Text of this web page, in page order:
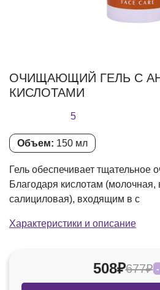
ОЧИЩАЮЩИЙ ГЕЛЬ С
КИСЛОТАМИ
5
Объем: 150 мл
Гель обеспечивает тщательное
Благодаря кислотам (молочная,
салициловая), входящим в с
Характеристики и описание
508₽677₽